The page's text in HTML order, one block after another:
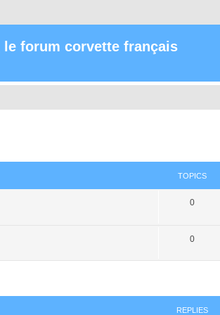
forum corvette français
TOPICS
0
0
REPLIES